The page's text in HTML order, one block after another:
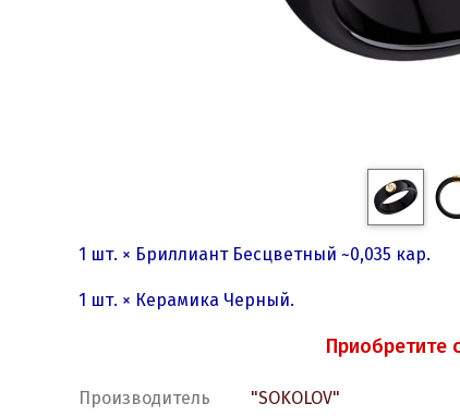
1 шт. × Бриллиант Бесцветный ~0,035 кар.
1 шт. × Керамика Черный.
Приобретите
Производитель
"SOKOLOV"